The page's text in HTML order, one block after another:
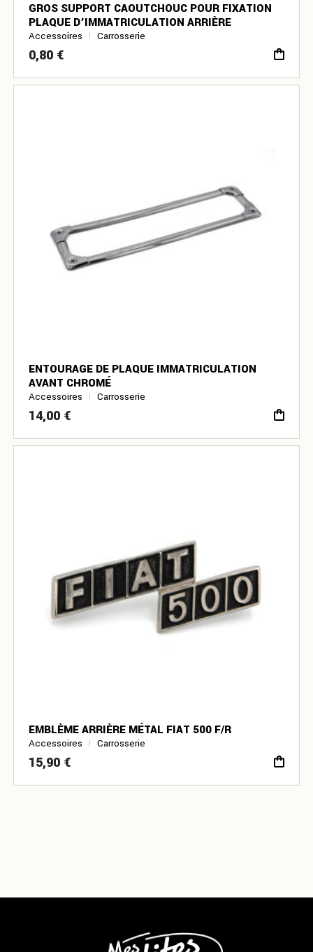
GROS SUPPORT CAOUTCHOUC POUR FIXATION
PLAQUE D’IMMATRICULATION ARRIÈRE
Accessoires Carrosserie
0,80 €
ENTOURAGE DE PLAQUE IMMATRICULATION
AVANT CHROMÉ
Accessoires Carrosserie
14,00 €
EMBLÈME ARRIÈRE MÉTAL FIAT 500 F/R
Accessoires Carrosserie
15,90 €